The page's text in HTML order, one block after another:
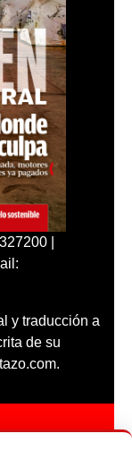
|
y traducción a
de su